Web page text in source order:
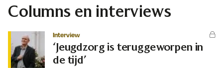
Columns en interviews
Interview
‘Jeugdzorg is teruggeworpen in
de tijd’